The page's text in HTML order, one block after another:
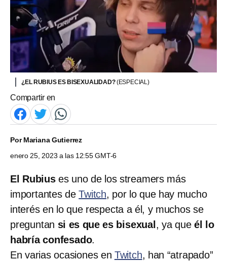
¿EL RUBIUS ES BISEXUALIDAD?(ESPECIAL)
Compartir en
PorMariana Gutierrez
enero 25, 2023 a las 12:55 GMT-6
El Rubiuses uno de los streamers más
importantes deTwitch, por lo que hay mucho
interés en lo que respecta a él, y muchos se
preguntan si es que es bisexual , ya queél lo
habría confesado.
En varias ocasiones en Twitch, han “atrapado”